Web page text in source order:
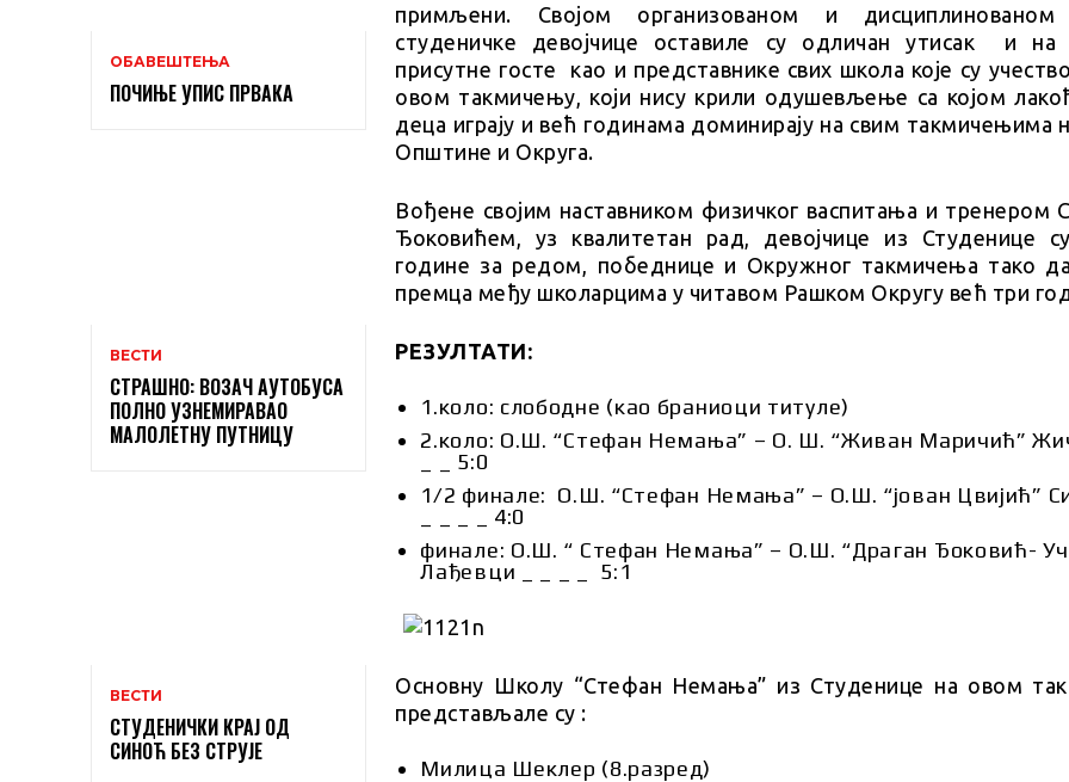
ОБАВЕШТЕЊА
ПОЧИЊЕ УПИС ПРВАКА
ВЕСТИ
СТРАШНО: ВОЗАЧ АУТОБУСА
ПОЛНО УЗНЕМИРАВАО
МАЛОЛЕТНУ ПУТНИЦУ
ВЕСТИ
СТУДЕНИЧКИ КРАЈ ОД
СИНОЋ БЕЗ СТРУЈЕ
примљени. Својом организованом и дисциплинованом
студеничке девојчице оставиле су одличан утисак и
присутне госте као и представнике свих школа које су
овом такмичењу, који нису крили одушевљење са којом
деца играју и већ годинама доминирају на свим такмичењима
Општине и Округа.
Вођене својим наставником физичког васпитања и тренером
Ђоковићем, уз квалитетан рад, девојчице из Студенице
године за редом, победнице и Окружног такмичења тако
премца међу школарцима у читавом Рашком Округу већ три
РЕЗУЛТАТИ:
1.коло: слободне (као браниоци титуле)
2.коло: О.Ш. “Стефан Немања” – О. Ш. “Живан Маричић”
_ _ 5:0
1/2 финале: О.Ш. “Стефан Немања” – О.Ш. “јован Цвијић”
_ _ _ _ 4:0
финале: О.Ш. “ Стефан Немања” – О.Ш. “Драган Ђоковић-
Лађевци _ _ _ _ 5:1
Основну Школу “Стефан Немања” из Студенице на овом
представљале су :
Милица Шеклер (8.разред)